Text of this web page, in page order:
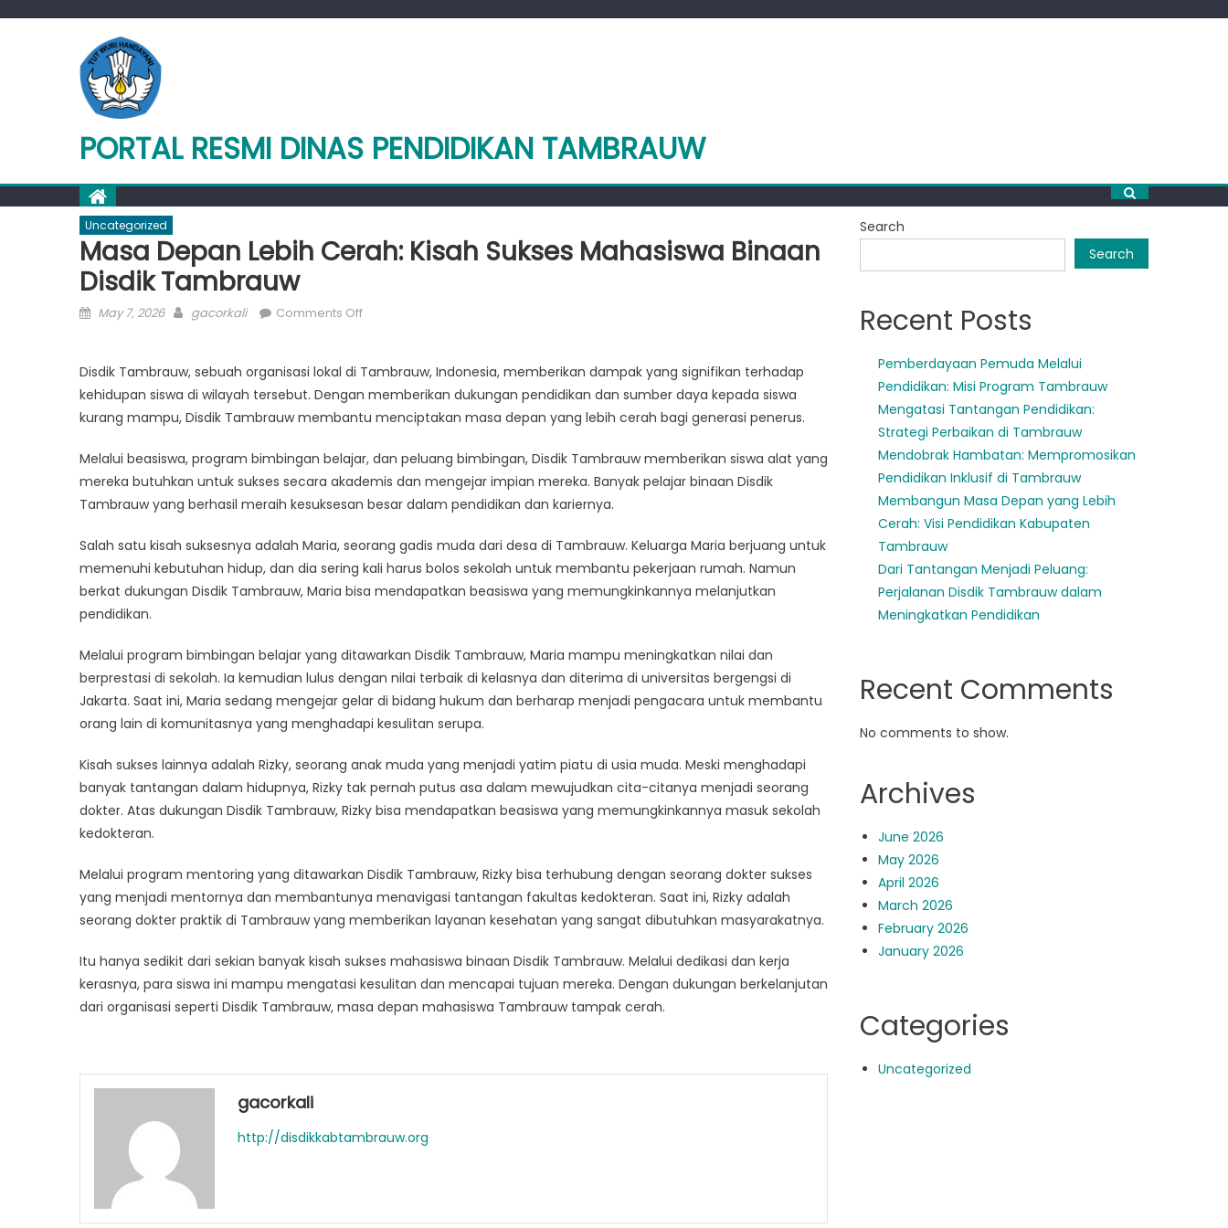
PORTAL RESMI DINAS PENDIDIKAN TAMBRAUW
Uncategorized
Masa Depan Lebih Cerah: Kisah Sukses Mahasiswa Binaan
Disdik Tambrauw
Posted
May 7, 2026 Author
gacorkali Comments Offon
Lebih
Cerah:
Kisah
Mahasiswa
Binaan
Disdik
Disdik Tambrauw, sebuah organisasi lokal di Tambrauw, Indonesia, memberikan dampak yang signifikan terhadap
kehidupan siswa di wilayah tersebut. Dengan memberikan dukungan pendidikan dan sumber daya kepada siswa
kurang mampu, Disdik Tambrauw membantu menciptakan masa depan yang lebih cerah bagi generasi penerus.
Melalui beasiswa, program bimbingan belajar, dan peluang bimbingan, Disdik Tambrauw memberikan siswa alat yang
mereka butuhkan untuk sukses secara akademis dan mengejar impian mereka. Banyak pelajar binaan Disdik
Tambrauw yang berhasil meraih kesuksesan besar dalam pendidikan dan kariernya.
Salah satu kisah suksesnya adalah Maria, seorang gadis muda dari desa di Tambrauw. Keluarga Maria berjuang untuk
memenuhi kebutuhan hidup, dan dia sering kali harus bolos sekolah untuk membantu pekerjaan rumah. Namun
berkat dukungan Disdik Tambrauw, Maria bisa mendapatkan beasiswa yang memungkinkannya melanjutkan
pendidikan.
Melalui program bimbingan belajar yang ditawarkan Disdik Tambrauw, Maria mampu meningkatkan nilai dan
berprestasi di sekolah. Ia kemudian lulus dengan nilai terbaik di kelasnya dan diterima di universitas bergengsi di
Jakarta. Saat ini, Maria sedang mengejar gelar di bidang hukum dan berharap menjadi pengacara untuk membantu
orang lain di komunitasnya yang menghadapi kesulitan serupa.
Kisah sukses lainnya adalah Rizky, seorang anak muda yang menjadi yatim piatu di usia muda. Meski menghadapi
banyak tantangan dalam hidupnya, Rizky tak pernah putus asa dalam mewujudkan cita-citanya menjadi seorang
dokter. Atas dukungan Disdik Tambrauw, Rizky bisa mendapatkan beasiswa yang memungkinkannya masuk sekolah
kedokteran.
Melalui program mentoring yang ditawarkan Disdik Tambrauw, Rizky bisa terhubung dengan seorang dokter sukses
yang menjadi mentornya dan membantunya menavigasi tantangan fakultas kedokteran. Saat ini, Rizky adalah
seorang dokter praktik di Tambrauw yang memberikan layanan kesehatan yang sangat dibutuhkan masyarakatnya.
Itu hanya sedikit dari sekian banyak kisah sukses mahasiswa binaan Disdik Tambrauw. Melalui dedikasi dan kerja
kerasnya, para siswa ini mampu mengatasi kesulitan dan mencapai tujuan mereka. Dengan dukungan berkelanjutan
dari organisasi seperti Disdik Tambrauw, masa depan mahasiswa Tambrauw tampak cerah.
gacorkali
http://disdikkabtambrauw.org
Search
Search
Recent Posts
Pemberdayaan Pemuda Melalui
Pendidikan: Misi Program Tambrauw
Mengatasi Tantangan Pendidikan:
Strategi Perbaikan di Tambrauw
Mendobrak Hambatan: Mempromosikan
Pendidikan Inklusif di Tambrauw
Membangun Masa Depan yang Lebih
Cerah: Visi Pendidikan Kabupaten
Tambrauw
Dari Tantangan Menjadi Peluang:
Perjalanan Disdik Tambrauw dalam
Meningkatkan Pendidikan
Recent Comments
No comments to show.
Archives
June 2026
May 2026
April 2026
March 2026
February 2026
January 2026
Categories
Uncategorized